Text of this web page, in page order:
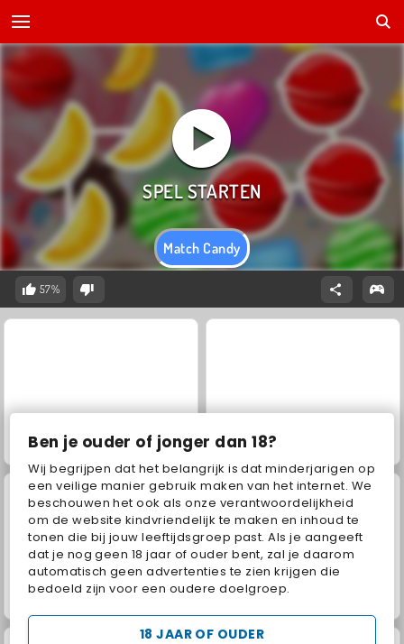
Ben je ouder of jonger dan 18?
Wij begrijpen dat het belangrijk is dat minderjarigen op
een veilige manier gebruik maken van het internet. We
beschouwen het ook als onze verantwoordelijkheid
om de website kindvriendelijk te maken en inhoud te
tonen die bij jouw leeftijdsgroep past. Als je aangeeft
dat je nog geen 18 jaar of ouder bent, zal je daarom
automatisch geen advertenties te zien krijgen die
bedoeld zijn voor een oudere doelgroep.
18 JAAR OF OUDER
Match Candy
57%
Juice Merge Jewel Garden Story